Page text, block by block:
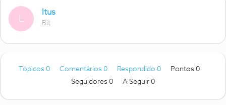
L
ltus
Bit
Tópicos 0 Comentários 0 Respondido 0
Pontos 0
Seguidores 0 A Seguir 0